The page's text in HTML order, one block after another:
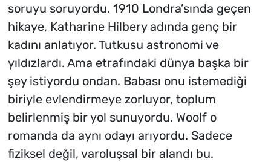
soruyu soruyordu. 1910 Londra’sında geçen
hikaye, Katharine Hilbery adında genç bir
kadını anlatıyor. Tutkusu astronomi ve
yıldızlardı. Ama etrafındaki dünya başka bir
şey istiyordu ondan. Babası onu istemediği
biriyle evlendirmeye zorluyor, toplum
belirlenmiş bir yol sunuyordu. Woolf o
romanda da aynı odayı arıyordu. Sadece
fiziksel değil, varoluşsal bir alandı bu.